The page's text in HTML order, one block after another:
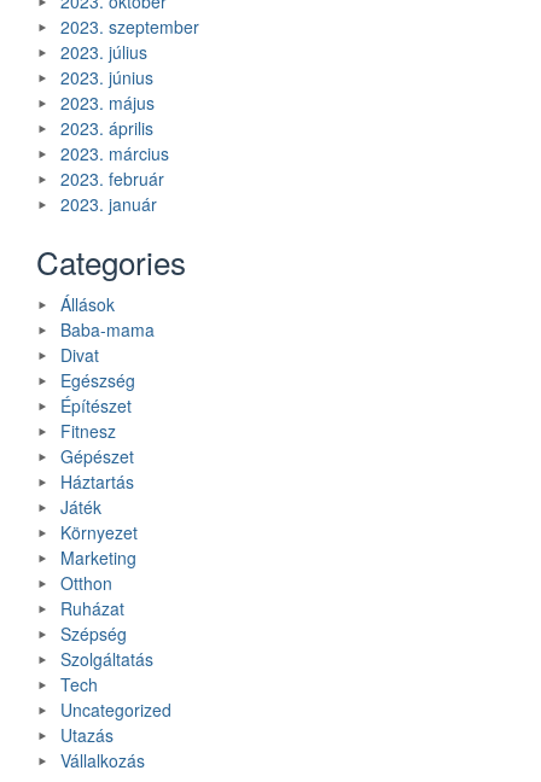
2023. szeptember
2023. július
2023. június
2023. május
2023. április
2023. március
2023. február
2023. január
Categories
Állások
Baba-mama
Divat
Egészség
Építészet
Fitnesz
Gépészet
Háztartás
Játék
Környezet
Marketing
Otthon
Ruházat
Szépség
Szolgáltatás
Tech
Uncategorized
Utazás
Vállalkozás